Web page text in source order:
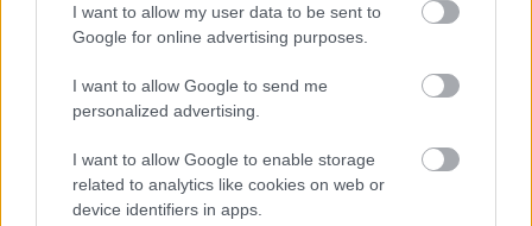
I want to allow my user data to be sent to
Google for online advertising purposes.
I want to allow Google to send me
personalized advertising.
I want to allow Google to enable storage
related to analytics like cookies on web or
device identifiers in apps.
Κοντονής: Τουλάχιστον αστείες οι
αναφορές για προσπάθεια χειραγώγησης
των δικαστικών λειτουργών